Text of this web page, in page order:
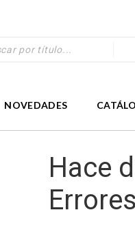
NOVEDADES
Hace